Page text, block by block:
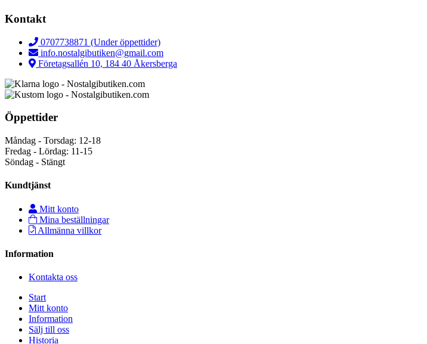
Kontakt
0707738871 (Under öppettider)
info.nostalgibutiken@gmail.com
Företagsallén 10, 184 40 Åkersberga
Öppettider
Måndag - Torsdag: 12-18
Fredag - Lördag: 11-15
Söndag - Stängt
Kundtjänst
Mitt konto
Mina beställningar
Allmänna villkor
Information
Kontakta oss
Start
Mitt konto
Information
Sälj till oss
Historia